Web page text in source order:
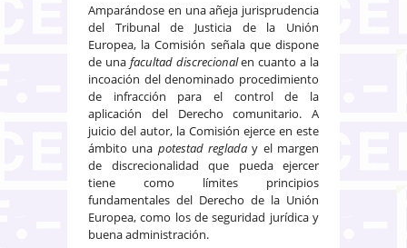
Amparándose en una añeja jurisprudencia
del Tribunal de Justicia de la Unión
Europea, la Comisión señala que dispone
de una facultad discrecionalen cuanto a la
incoación del denominado procedimiento
de infracción para el control de la
aplicación del Derecho comunitario. A
juicio del autor, la Comisión ejerce en este
ámbito una potestad regladay el margen
de discrecionalidad que pueda ejercer
tiene como límites principios
fundamentales del Derecho de la Unión
Europea, como los de seguridad jurídica y
buena administración.